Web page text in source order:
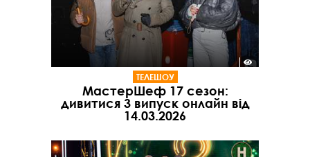
ТЕЛЕШОУ
МастерШеф 17 сезон:
дивитися 3 випуск онлайн від
14.03.2026